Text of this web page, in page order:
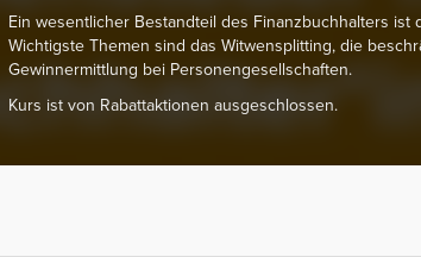
Ein wesentlicher Bestandteil des Finanzbuchhalters ist
Wichtigste Themen sind das Witwensplitting, die
Gewinnermittlung bei Personengesellschaften.
Kurs ist von Rabattaktionen ausgeschlossen.